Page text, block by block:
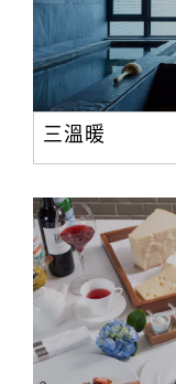
三溫暖